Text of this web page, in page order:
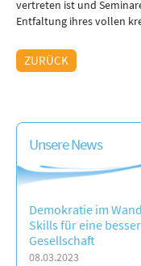
vertreten ist und
Entfaltung ihres vollen
ZURÜCK
Unsere News
Demokratie im
Skills für eine
Gesellschaft
08.03.2023